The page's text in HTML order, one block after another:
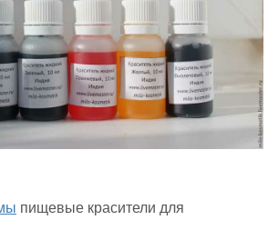
пищевые красители для